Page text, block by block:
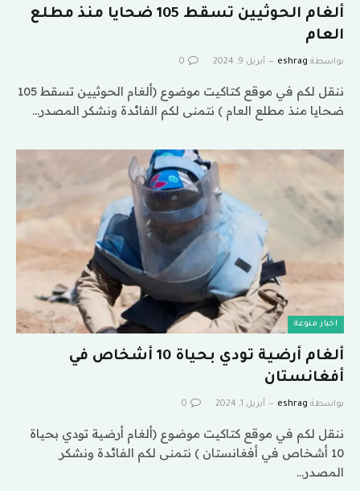
ألغام الحوثيين تسقط 105 ضحايا منذ مطلع
العام
بواسطة eshrag أبريل 9, 2024 0
ننقل لكم في موقع كتاكيت موضوع (ألغام الحوثيين تسقط 105
ضحايا منذ مطلع العام ) نتمنى لكم الفائدة ونشكر المصدر…
اخبار منوعة
ألغام أرضية تودي بحياة 10 أشخاص في
أفغانستان
بواسطة eshrag أبريل 1, 2024 0
ننقل لكم في موقع كتاكيت موضوع (ألغام أرضية تودي بحياة
10 أشخاص في أفغانستان ) نتمنى لكم الفائدة ونشكر
المصدر…